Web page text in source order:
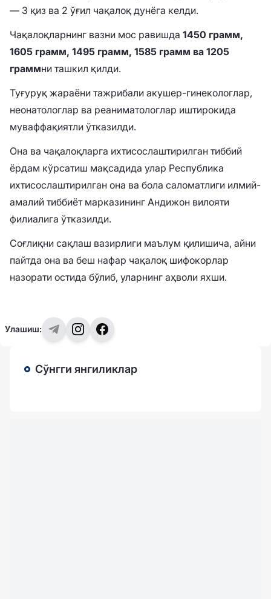
— 3 қиз ва 2 ўғил чақалоқ дунёга келди.
Чақалоқларнинг вазни мос равишда 1450 грамм,
1605 грамм, 1495 грамм, 1585 грамм ва 1205
граммни ташкил қилди.
Туғуруқ жараёни тажрибали акушер-гинекологлар,
неонатологлар ва реаниматологлар иштирокида
муваффақиятли ўтказилди.
Она ва чақалоқларга ихтисослаштирилган тиббий
ёрдам кўрсатиш мақсадида улар Республика
ихтисослаштирилган она ва бола саломатлиги илмий-
амалий тиббиёт марказининг Андижон вилояти
филиалига ўтказилди.
Соғлиқни сақлаш вазирлиги маълум қилишича, айни
пайтда она ва беш нафар чақалоқ шифокорлар
назорати остида бўлиб, уларнинг аҳволи яхши.
Улашиш:
Сўнгги янгиликлар